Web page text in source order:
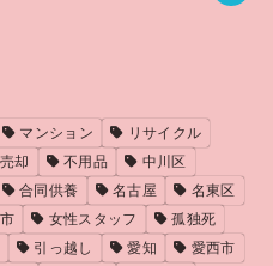
マンション
リサイクル
却 不用品
中川区
合同供養 名古屋
名東区
女性スタッフ
孤独死
引っ越し 愛知
愛西市